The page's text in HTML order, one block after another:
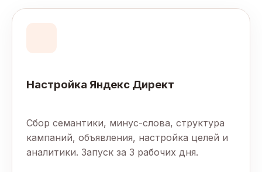
Настройка Яндекс Директ
Сбор семантики, минус-слова, структура
кампаний, объявления, настройка целей и
аналитики. Запуск за 3 рабочих дня.